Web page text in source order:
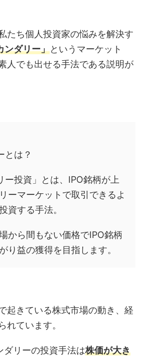
たち個人投資家の悩みを解決す
ンダリー」というマーケット
人でも出せる手法である説明が
とは？
ー投資」とは、IPO銘柄が上
ーマーケットで取引できるよ
資する手法。
から間もない価格でIPO銘柄
り益の獲得を目指します。
起きている株式市場の動き、経
れています。
ダリーの投資手法は株価が大き